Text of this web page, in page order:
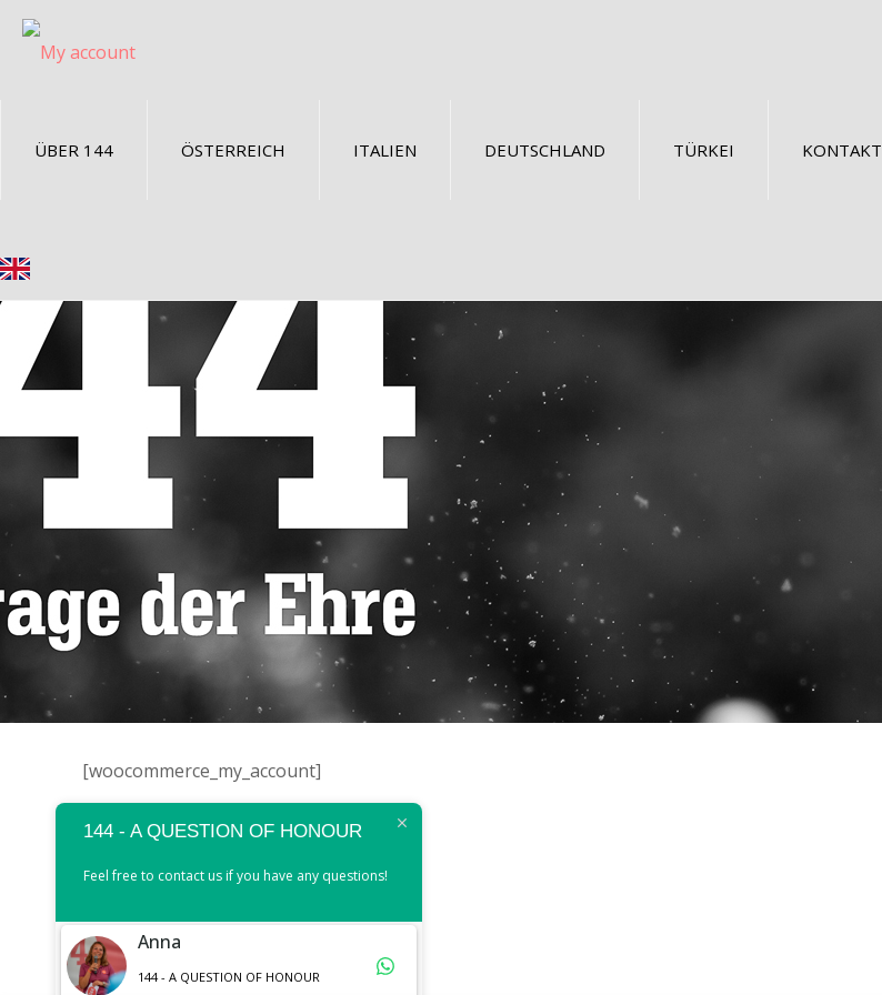
ÜBER 144 ÖSTERREICH ITALIEN DEUTSCHLAND TÜRKEI KONTAKT
[woocommerce_my_account]
144 - A QUESTION OF HONOUR
Feel free to contact us if you have any questions!
Anna
144 - A QUESTION OF HONOUR